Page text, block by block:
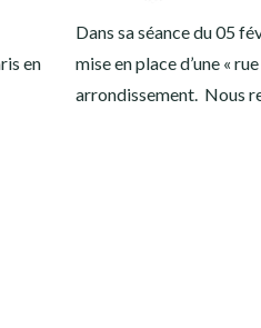
en
Dans sa séance du 05
mise en place d’une «
arrondissement. Nous